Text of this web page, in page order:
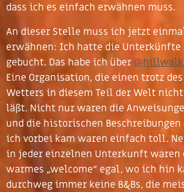
dass ich es einfach erwähnen muss.
An dieser Stelle muss ich jetzt
erwähnen: Ich hatte die
gebucht. Das habe ich über
Eine Organisation, die einen trotz
Wetters in diesem Teil der Welt
läßt. Nicht nur waren die
und die historischen Beschreibungen
ich vorbei kam waren einfach toll.
in jeder einzelnen Unterkunft waren
warmes „welcome“ egal, wo ich hin
durchweg immer keine B&Bs, die